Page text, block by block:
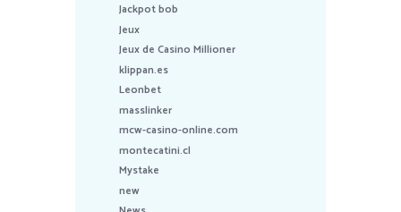
Jackpot bob
Jeux
Jeux de Casino Millioner
klippan.es
Leonbet
masslinker
mcw-casino-online.com
montecatini.cl
Mystake
new